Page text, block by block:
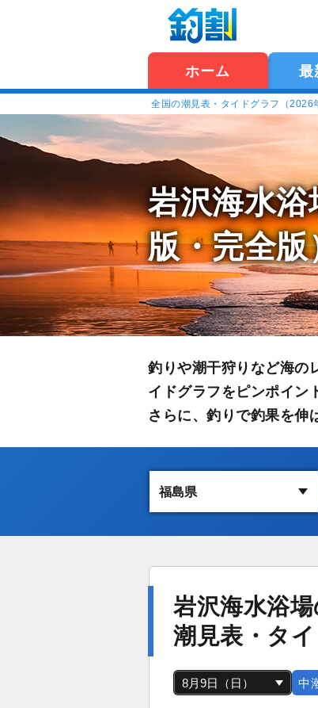
ホーム 最
全国の潮見表・タイドグラフ（2026
岩沢海水
版・完全版
釣りや潮干狩りなど海の
イドグラフをピンポイン
さらに、釣りで釣果を伸
岩沢海水浴場
潮見表・タ
中